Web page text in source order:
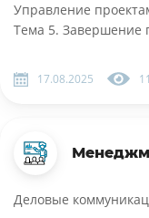
Управление
Тема 5. Завершение
17.08.2025
Деловые